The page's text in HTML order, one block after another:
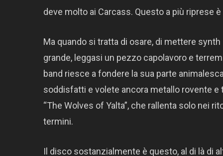
deve molto ai Carcass. Questo a più riprese
Ma quando si tratta di osare, di mettere
grande, leggasi un pezzo capolavoro e
band riesce a fondere la sua parte
soddisfatti e volete ancora metallo rovente
“The Wolves of Yalta”, che rallenta solo nei
termini.
Il disco sostanzialmente è questo, al di là di